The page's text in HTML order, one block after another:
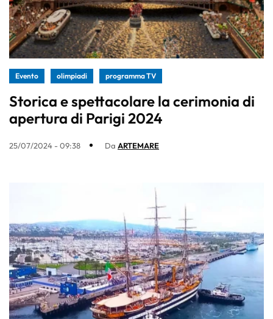
Evento olimpiadi programma TV
Storica e spettacolare la cerimonia di
apertura di Parigi 2024
25/07/2024 - 09:38 Da ARTEMARE